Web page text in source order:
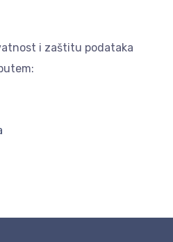
i zaštitu podataka